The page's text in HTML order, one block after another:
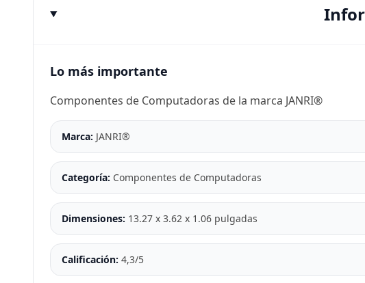
Lo más importante
Componentes de Computadoras de la marca JANRI®
Marca: JANRI®
Categoría: Componentes de Computadoras
Dimensiones: 13.27 x 3.62 x 1.06 pulgadas
Calificación: 4,3/5